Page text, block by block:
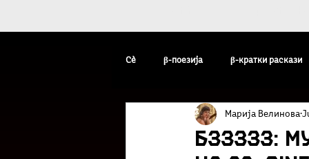
Сè β-поезија β-кратки раскази
β-уметник на неделата β-
Бззззз:
Марија Велинова